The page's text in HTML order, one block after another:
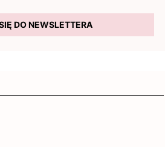
DO NEWSLETTERA